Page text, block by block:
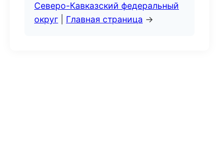
Северо-Кавказский федеральный
округ
Главная страница →